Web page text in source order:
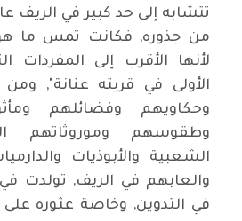
تتشابه إلى حد كبير في الريف
من جذوره, فكانت تمس ما
لأنها الأقرب إلى المفردات
الأولى في قريته عنانة",
وحكاويهم وفضائلهم
وطقوسهم وموروثاتهم
الشعبية والأبوذيات
والعابهم في الريف, تولدت
في التدوين, وخاصة عثوره